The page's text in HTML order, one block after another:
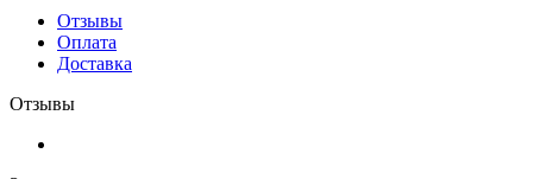
Отзывы
Оплата
Доставка
Отзывы